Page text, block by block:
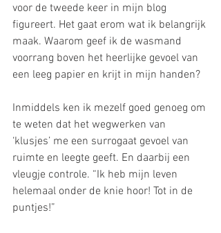
voor de tweede keer in mijn blog
figureert. Het gaat erom wat ik belangrijk
maak. Waarom geef ik de wasmand
voorrang boven het heerlijke gevoel van
een leeg papier en krijt in mijn handen?
Inmiddels ken ik mezelf goed genoeg om
te weten dat het wegwerken van
‘klusjes’ me een surrogaat gevoel van
ruimte en leegte geeft. En daarbij een
vleugje controle. “Ik heb mijn leven
helemaal onder de knie hoor! Tot in de
puntjes!”